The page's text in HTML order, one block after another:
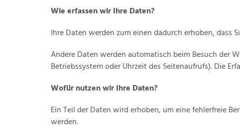
Wie erfassen wir Ihre Daten?
Ihre Daten werden zum einen dadurch erhoben, dass
Andere Daten werden automatisch beim Besuch der
Betriebssystem oder Uhrzeit des Seitenaufrufs). Die
Wofür nutzen wir Ihre Daten?
Ein Teil der Daten wird erhoben, um eine fehlerfreie
werden.